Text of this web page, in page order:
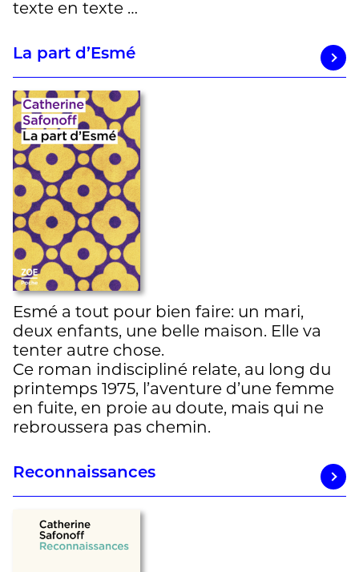
texte en texte …
La part d’Esmé
Esmé a tout pour bien faire: un mari,
deux enfants, une belle maison. Elle va
tenter autre chose.
Ce roman indiscipliné relate, au long du
printemps 1975, l’aventure d’une femme
en fuite, en proie au doute, mais qui ne
rebroussera pas chemin.
Reconnaissances